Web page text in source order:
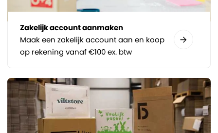
Zakelijk account aanmaken
Maak een zakelijk account aan en koop
op rekening vanaf €100 ex. btw